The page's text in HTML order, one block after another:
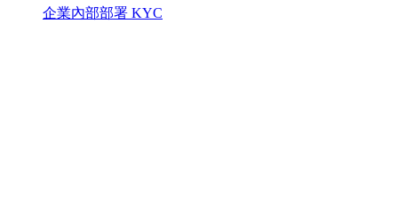
企業內部部署 KYC